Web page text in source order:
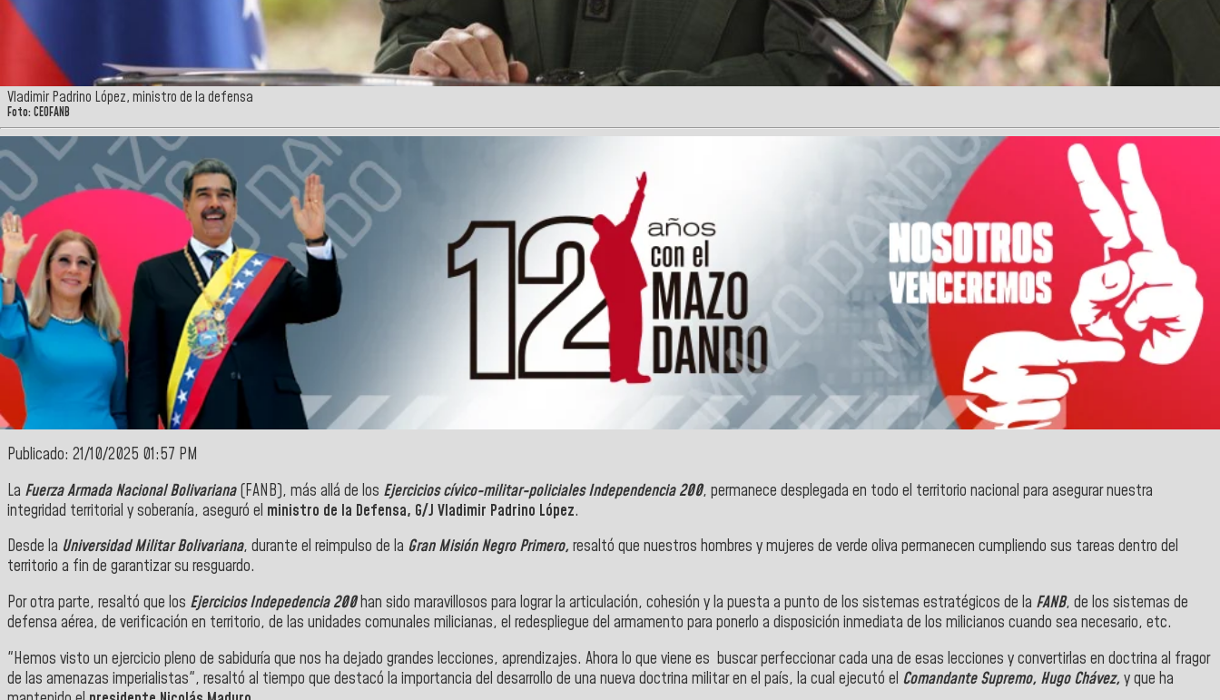
Vladimir Padrino López, ministro de la defensa
Foto: CEOFANB
Publicado: 21/10/2025 01:57 PM
La Fuerza Armada Nacional Bolivariana(FANB), más allá de los Ejercicios cívico-militar-policiales Independencia 200, permanece desplegada en todo el territorio nacional para asegurar nuestra
integridad territorial y soberanía, aseguró el ministro de la Defensa, G/J Vladimir Padrino López.
Desde la Universidad Militar Bolivariana, durante el reimpulso de la Gran Misión Negro Primero, resaltó que nuestros hombres y mujeres de verde oliva permanecen cumpliendo sus tareas dentro del
territorio a fin de garantizar su resguardo.
Por otra parte, resaltó que los Ejercicios Indepedencia 200han sido maravillosos para lograr la articulación, cohesión y la puesta a punto de los sistemas estratégicos de la FANB, de los sistemas de
defensa aérea, de verificación en territorio, de las unidades comunales milicianas, el redespliegue del armamento para ponerlo a disposición inmediata de los milicianos cuando sea necesario, etc.
"Hemos visto un ejercicio pleno de sabiduría que nos ha dejado grandes lecciones, aprendizajes. Ahora lo que viene es buscar perfeccionar cada una de esas lecciones y convertirlas en doctrina al fragor
de las amenazas imperialistas", resaltó al tiempo que destacó la importancia del desarrollo de una nueva doctrina militar en el país, la cual ejecutó el Comandante Supremo, Hugo Chávez, y que ha